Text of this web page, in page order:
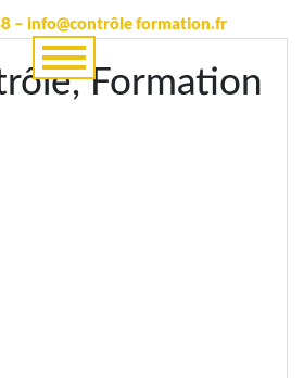
– info@contrôle formation.fr
Formation